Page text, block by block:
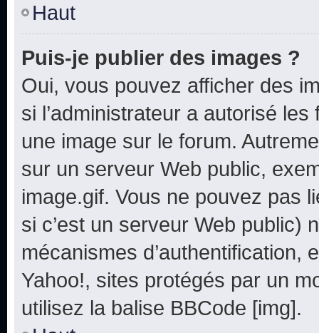
Haut
Puis-je publier des images ?
Oui, vous pouvez afficher des
si l’administrateur a autorisé
une image sur le forum.
sur un serveur Web public,
image.gif. Vous ne pouvez pas
si c’est un serveur Web public)
mécanismes d’authentification,
Yahoo!, sites protégés par un
utilisez la balise BBCode [img].